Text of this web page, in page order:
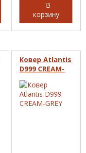
В
корзину
Ковер Atlantis
D999 CREAM-
GREY